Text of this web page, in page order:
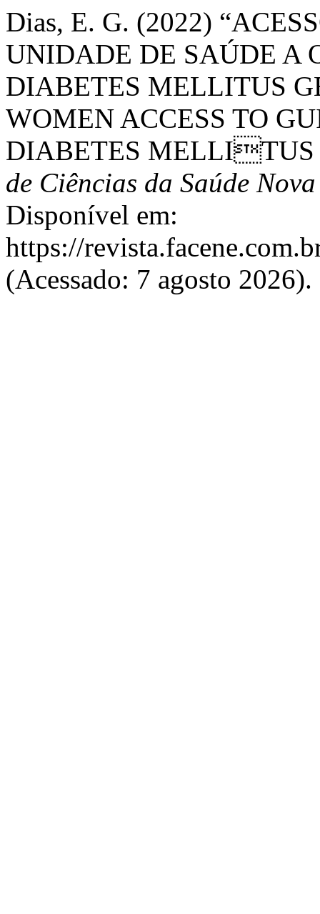
Dias, E. G. (2022)
UNIDADE DE SAÚDE A
DIABETES MELLITUS
WOMEN ACCESS TO
DIABETES MELLITUS
de Ciências da Saúde
Disponível em:
https://
(Acessado: 7 agosto 2026).